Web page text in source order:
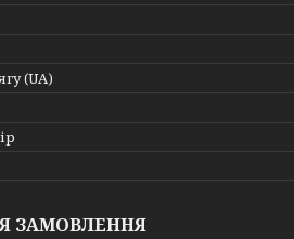
(UA)
ЗАМОВЛЕННЯ